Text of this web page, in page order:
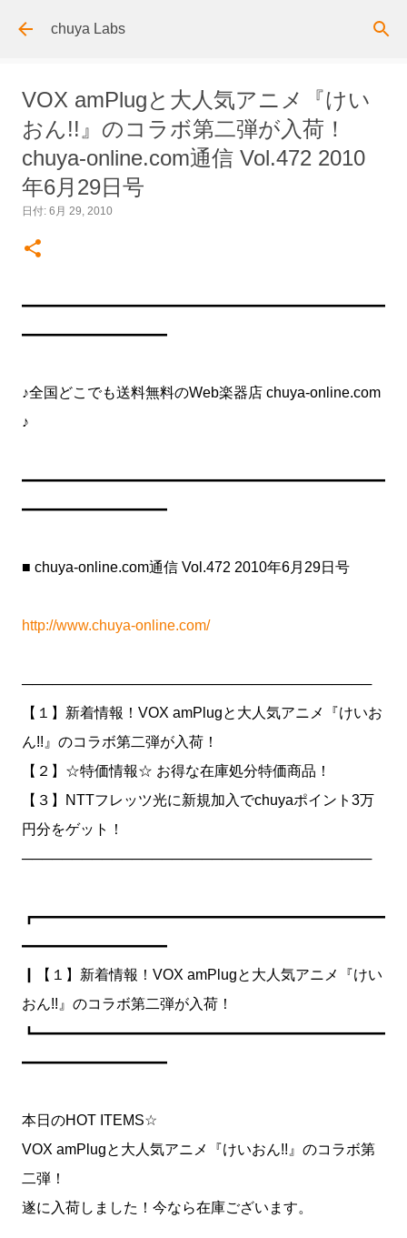
スキップしてメイン コンテンツに移動
chuya Labs
VOX amPlugと大人気アニメ『けい
おん!!』のコラボ第二弾が入荷！
chuya-online.com通信 Vol.472 2010
年6月29日号
日付: 6月 29, 2010
━━━━━━━━━━━━━━━━━━━━━━━━━
━━━━━━━━━━
♪全国どこでも送料無料のWeb楽器店 chuya-online.com
♪
━━━━━━━━━━━━━━━━━━━━━━━━━
━━━━━━━━━━
■ chuya-online.com通信 Vol.472 2010年6月29日号
http://www.chuya-online.com/
───────────────────────────────────
【１】新着情報！VOX amPlugと大人気アニメ『けいお
ん!!』のコラボ第二弾が入荷！
【２】☆特価情報☆ お得な在庫処分特価商品！
【３】NTTフレッツ光に新規加入でchuyaポイント3万
円分をゲット！
───────────────────────────────────
┏━━━━━━━━━━━━━━━━━━━━━━━━
━━━━━━━━━━
┃【１】新着情報！VOX amPlugと大人気アニメ『けい
おん!!』のコラボ第二弾が入荷！
┗━━━━━━━━━━━━━━━━━━━━━━━━
━━━━━━━━━━
本日のHOT ITEMS☆
VOX amPlugと大人気アニメ『けいおん!!』のコラボ第
二弾！
遂に入荷しました！今なら在庫ございます。